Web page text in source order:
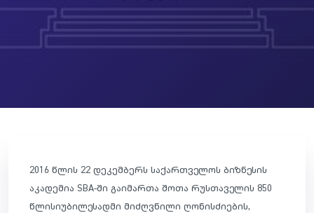
2016 წლის 22 დეკემბერს საქართველოს ბიზნესის
აკადემია SBA-ში გაიმართა შოთა რუსთაველის 850
წლისიუბილესადმი მიძღვნილი ღონისძიების,